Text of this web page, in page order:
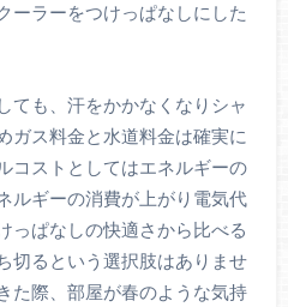
ーラーをつけっぱなしにした
ても、汗をかかなくなりシャ
ガス料金と水道料金は確実に
コストとしてはエネルギーの
ルギーの消費が上がり電気代
っぱなしの快適さから比べる
切るという選択肢はありませ
た際、部屋が春のような気持